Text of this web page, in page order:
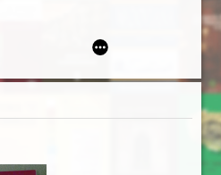
: prestiż finansowy i towarzyski